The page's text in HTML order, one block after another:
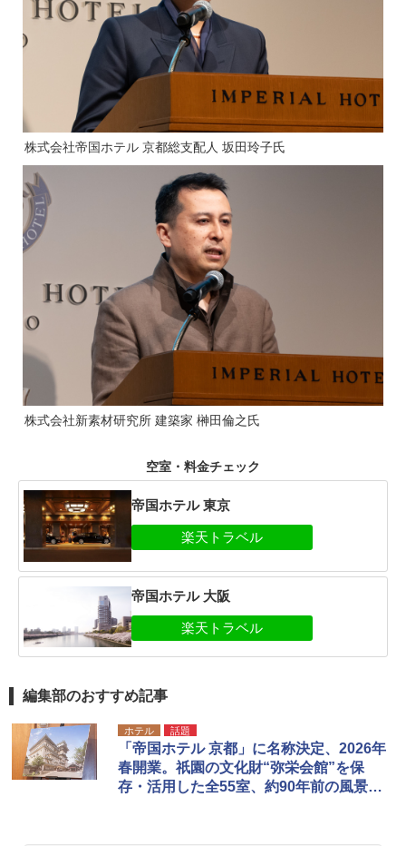
株式会社帝国ホテル 京都総支配人 坂田玲子氏
株式会社新素材研究所 建築家 榊田倫之氏
空室・料金チェック
帝国ホテル 東京
帝国ホテル 大阪
編集部のおすすめ記事
ホテル 話題
「帝国ホテル 京都」に名称決定、2026年
春開業。祇園の文化財“弥栄会館”を保
存・活用した全55室、約90年前の風景復